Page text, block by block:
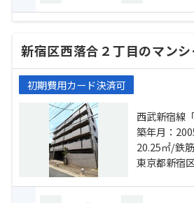
新
初期費用カード決済可
西武新宿線
分 都営大江戸線「落合南長崎」
駅 徒歩13分 西武新宿線「沼袋」
駅 徒歩15分
築年月：
20.25㎡/鉄
東京都新宿